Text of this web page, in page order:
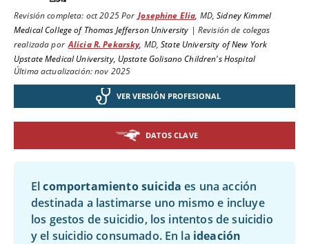
Revisión completa: oct 2025Por Josephine Elia, MD,Sidney Kimmel
Medical College of Thomas Jefferson University | Revisión de colegas
realizada por Alicia R. Pekarsky, MD,State University of New York
Upstate Medical University, Upstate Golisano Children's Hospital
Última actualización: nov 2025
VER VERSIÓN PROFESIONAL
DATOS CLAVE
Elcomportamiento suicida es una acción
destinada a lastimarse uno mismo e incluye
los gestos de suicidio, los intentos de suicidio
y el suicidio consumado. En la ideación